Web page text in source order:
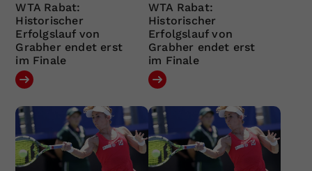
WTA Rabat:
Historischer
Erfolgslauf von
Grabher endet erst
im Finale
WTA Rabat:
Historischer
Erfolgslauf von
Grabher endet erst
im Finale